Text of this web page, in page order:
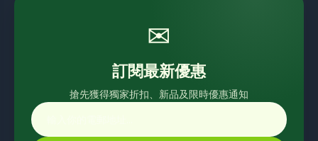
✉
訂閱最新優惠
搶先獲得獨家折扣、新品及限時優惠通知